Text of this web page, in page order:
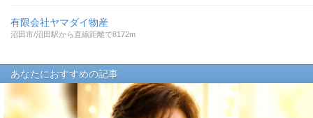
有限会社ヤマダイ物産
沼田市/沼田駅から直線距離で8172m
あなたにおすすめの記事